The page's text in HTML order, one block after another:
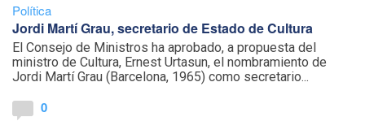
Política
Jordi Martí Grau, secretario de Estado de Cultura
El Consejo de Ministros ha aprobado, a propuesta del
ministro de Cultura, Ernest Urtasun, el nombramiento de
Jordi Martí Grau (Barcelona, 1965) como secretario...
0